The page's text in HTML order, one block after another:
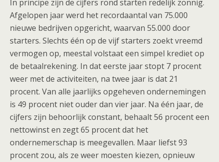
In principe zijn de cijfers rond starten redelijk zonnig.
Afgelopen jaar werd het recordaantal van 75.000
nieuwe bedrijven opgericht, waarvan 55.000 door
starters. Slechts één op de vijf starters zoekt vreemd
vermogen op, meestal volstaat een simpel krediet op
de betaalrekening. In dat eerste jaar stopt 7 procent
weer met de activiteiten, na twee jaar is dat 21
procent. Van alle jaarlijks opgeheven ondernemingen
is 49 procent niet ouder dan vier jaar. Na één jaar, de
cijfers zijn behoorlijk constant, behaalt 56 procent een
nettowinst en zegt 65 procent dat het
ondernemerschap is meegevallen. Maar liefst 93
procent zou, als ze weer moesten kiezen, opnieuw